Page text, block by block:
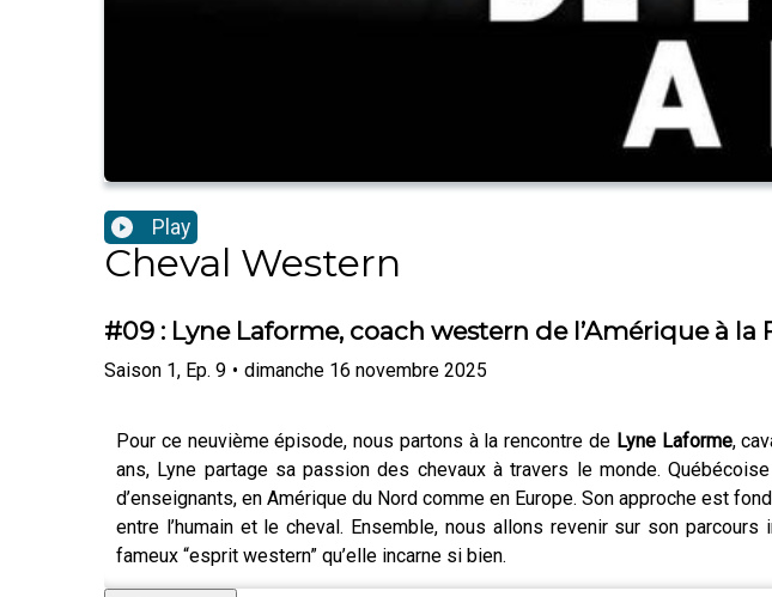
Play
Cheval Western
#09 : Lyne Laforme, coach western de l’Amérique à la
Saison 1, Ep. 9 • dimanche 16 novembre 2025
Pour ce neuvième épisode, nous partons à la rencontre de Lyne Laforme,
ans, Lyne partage sa passion des chevaux à travers le monde.
d’enseignants, en Amérique du Nord comme en Europe. Son approche est
entre l’humain et le cheval. Ensemble, nous allons revenir sur son
fameux “esprit western” qu’elle incarne si bien.